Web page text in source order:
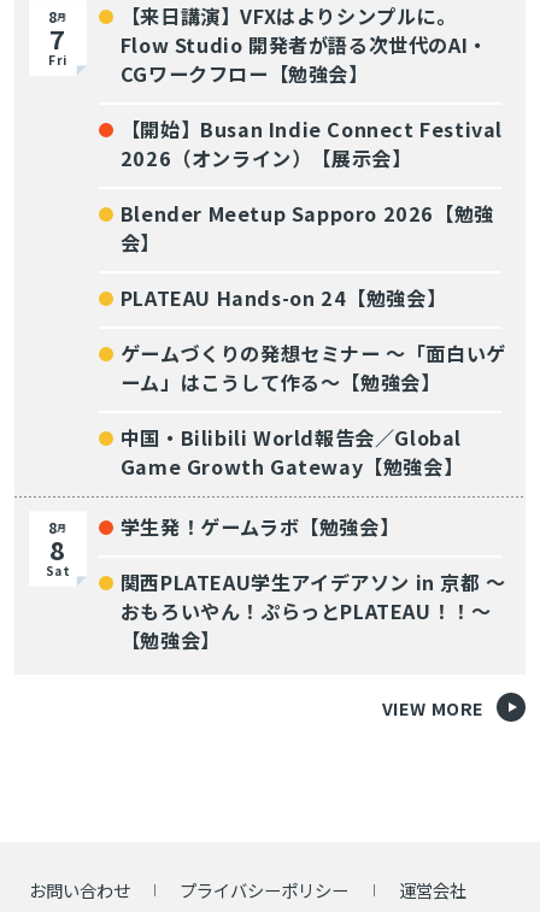
8月
7
Fri
【来日講演】VFXはよりシンプルに。
Flow Studio 開発者が語る次世代のAI・
CGワークフロー【勉強会】
【開始】Busan Indie Connect Festival
2026（オンライン）【展示会】
Blender Meetup Sapporo 2026【勉強
会】
PLATEAU Hands-on 24【勉強会】
ゲームづくりの発想セミナー ～「面白いゲ
ーム」はこうして作る～【勉強会】
中国・Bilibili World報告会／Global
Game Growth Gateway【勉強会】
8月
8
Sat
学生発！ゲームラボ【勉強会】
関西PLATEAU学生アイデアソン in 京都 〜
おもろいやん！ぷらっとPLATEAU！！〜
【勉強会】
VIEW MORE
お問い合わせ プライバシーポリシー 運営会社